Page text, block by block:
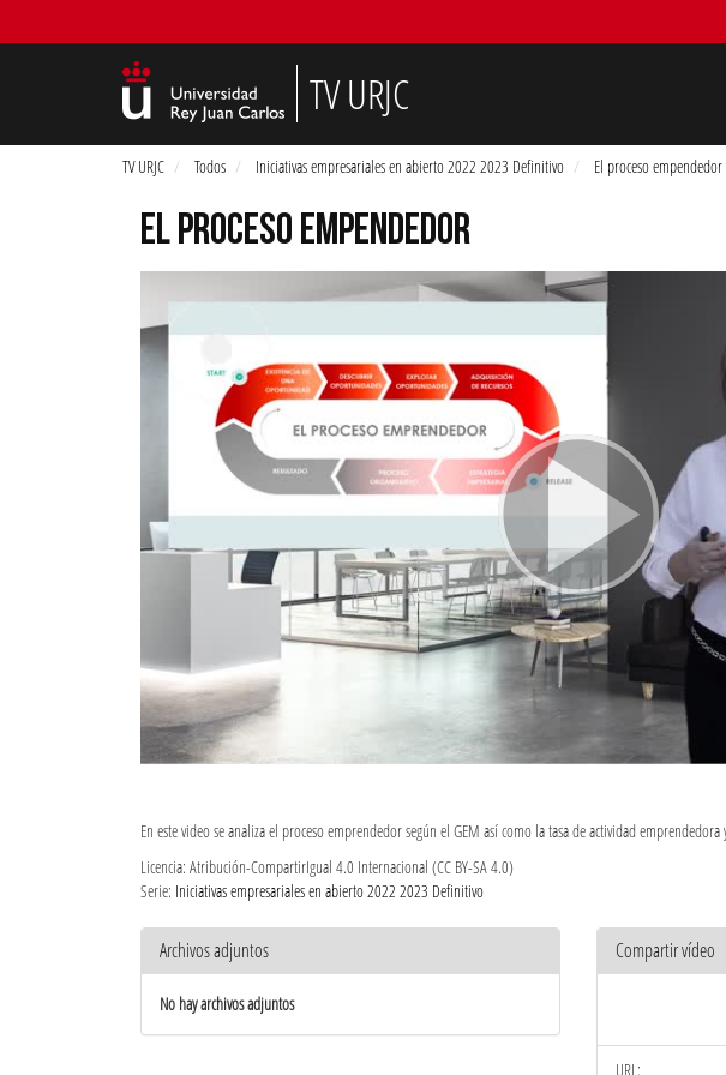
TV URJC
TV URJC Todos Iniciativas empresariales en abierto 2022 2023 Definitivo El proceso empendedor
EL PROCESO EMPENDEDOR
En este video se analiza el proceso emprendedor según el GEM así como la tasa de actividad
Licencia: Atribución-CompartirIgual 4.0 Internacional (CC BY-SA 4.0)
Serie: Iniciativas empresariales en abierto 2022 2023 Definitivo
Archivos adjuntos
No hay archivos adjuntos
Compartir vídeo
URL: